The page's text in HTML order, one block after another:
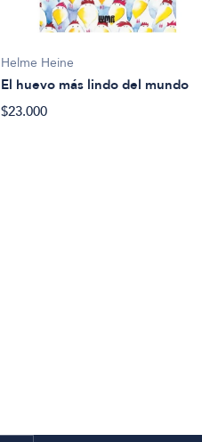
Helme Heine
El huevo más lindo del mundo
$23.000